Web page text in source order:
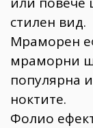
стилен вид.
Мраморен
мраморни
популярна
ноктите.
Фолио